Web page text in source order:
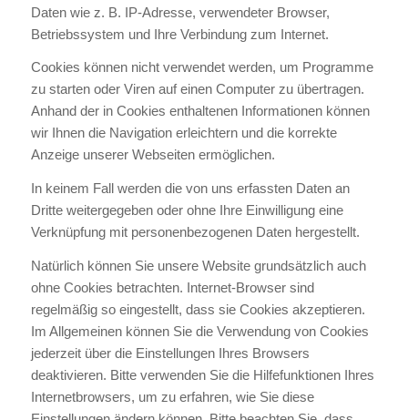
Daten wie z. B. IP-Adresse, verwendeter Browser,
Betriebssystem und Ihre Verbindung zum Internet.
Cookies können nicht verwendet werden, um Programme
zu starten oder Viren auf einen Computer zu übertragen.
Anhand der in Cookies enthaltenen Informationen können
wir Ihnen die Navigation erleichtern und die korrekte
Anzeige unserer Webseiten ermöglichen.
In keinem Fall werden die von uns erfassten Daten an
Dritte weitergegeben oder ohne Ihre Einwilligung eine
Verknüpfung mit personenbezogenen Daten hergestellt.
Natürlich können Sie unsere Website grundsätzlich auch
ohne Cookies betrachten. Internet-Browser sind
regelmäßig so eingestellt, dass sie Cookies akzeptieren.
Im Allgemeinen können Sie die Verwendung von Cookies
jederzeit über die Einstellungen Ihres Browsers
deaktivieren. Bitte verwenden Sie die Hilfefunktionen Ihres
Internetbrowsers, um zu erfahren, wie Sie diese